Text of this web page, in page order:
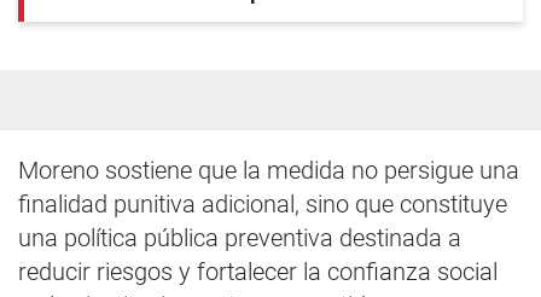
Moreno sostiene que la medida no persigue una
finalidad punitiva adicional, sino que constituye
una política pública preventiva destinada a
reducir riesgos y fortalecer la confianza social